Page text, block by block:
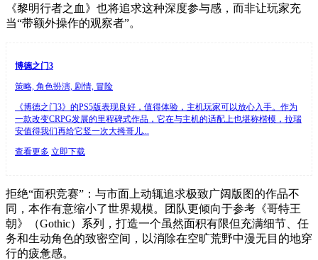
《黎明行者之血》也将追求这种深度参与感，而非让玩家充
当“带额外操作的观察者”。
博德之门3
策略, 角色扮演, 剧情, 冒险
《博德之门3》的PS5版表现良好，值得体验，主机玩家可以放心入手。作为
一款改变CRPG发展的里程碑式作品，它在与主机的适配上也堪称楷模，拉瑞
安值得我们再给它竖一次大拇哥儿...
查看更多 立即下载
拒绝“面积竞赛”：与市面上动辄追求极致广阔版图的作品不
同，本作有意缩小了世界规模。团队更倾向于参考《哥特王
朝》（Gothic）系列，打造一个虽然面积有限但充满细节、任
务和生动角色的致密空间，以消除在空旷荒野中漫无目的地穿
行的疲惫感。